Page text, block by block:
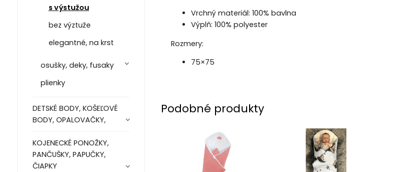
s výstužou
bez výztuže
elegantné, na krst
osušky, deky, fusaky
plienky
DETSKÉ BODY, KOŠEĽOVÉ
BODY, OPALOVAČKY,
KOJENECKÉ PONOŽKY,
PANČUŠKY, PAPUČKY,
ČIAPKY
Vrchný materiál: 100% bavlna
Výplň: 100% polyester
Rozmery:
75×75
Podobné produkty